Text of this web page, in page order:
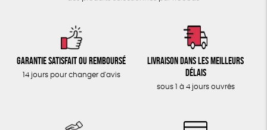
Garantie satisfait ou remboursé
14 jours pour changer d'avis
Livraison dans les meilleurs
délais
sous 1 à 4 jours ouvrés